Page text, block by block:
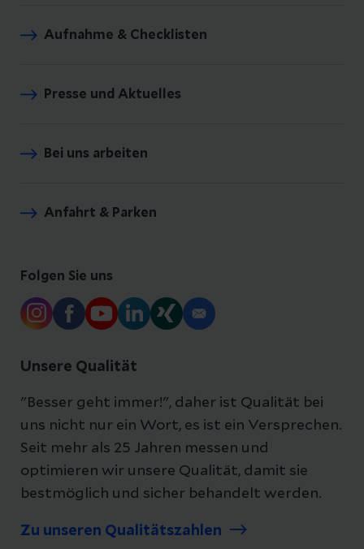
Aufnahme & Checklisten
Presse und Aktuelles
Bei uns arbeiten
Anfahrt & Parken
Folgen Sie uns
Unsere Qualität
"Besser geht immer!", daher ist Qualität bei
uns nicht nur ein Wort, es ist ein Versprechen.
Seit mehr als 25 Jahren messen und
optimieren wir unsere Qualität, damit sie
bestmöglich und sicher behandelt werden.
Zu unseren Qualitätszahlen